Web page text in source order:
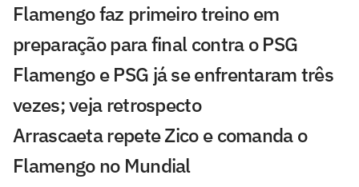
Flamengo faz primeiro treino em
preparação para final contra o PSG
Flamengo e PSG já se enfrentaram três
vezes; veja retrospecto
Arrascaeta repete Zico e comanda o
Flamengo no Mundial